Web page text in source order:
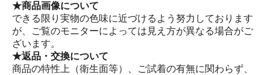
★商品画像について
できる限り実物の色味に近づけるよう努力しております
が、ご覧のモニターによっては見え方が異なる場合がご
ざいます。
★返品・交換について
商品の特性上（衛生面等）、ご試着の有無に関わらず、